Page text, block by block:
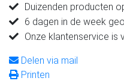
Duizenden producten
6 dagen in de week
Onze klantenservice is
Delen via mail
Printen